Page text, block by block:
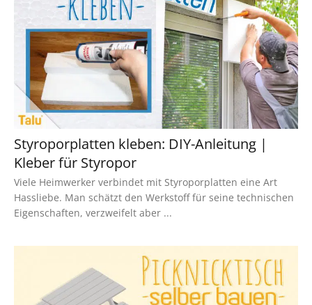
Styroporplatten kleben: DIY-Anleitung |
Kleber für Styropor
Viele Heimwerker verbindet mit Styroporplatten eine Art
Hassliebe. Man schätzt den Werkstoff für seine technischen
Eigenschaften, verzweifelt aber ...